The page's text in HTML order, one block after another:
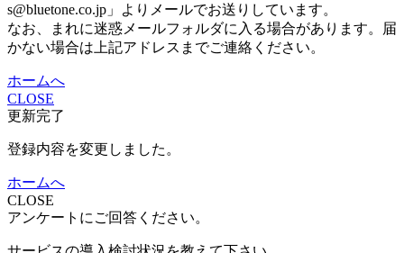
s@bluetone.co.jp」よりメールでお送りしています。
なお、まれに迷惑メールフォルダに入る場合があります。届
かない場合は上記アドレスまでご連絡ください。
ホームへ
CLOSE
更新完了
登録内容を変更しました。
ホームへ
CLOSE
アンケートにご回答ください。